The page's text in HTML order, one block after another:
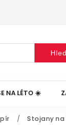
NA LÉTO ☀️
/ Stojany